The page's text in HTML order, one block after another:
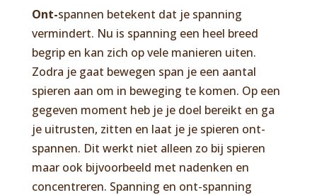
Ont-spannen betekent dat je spanning
vermindert. Nu is spanning een heel breed
begrip en kan zich op vele manieren uiten.
Zodra je gaat bewegen span je een aantal
spieren aan om in beweging te komen. Op een
gegeven moment heb je je doel bereikt en ga
je uitrusten, zitten en laat je je spieren ont-
spannen. Dit werkt niet alleen zo bij spieren
maar ook bijvoorbeeld met nadenken en
concentreren. Spanning en ont-spanning